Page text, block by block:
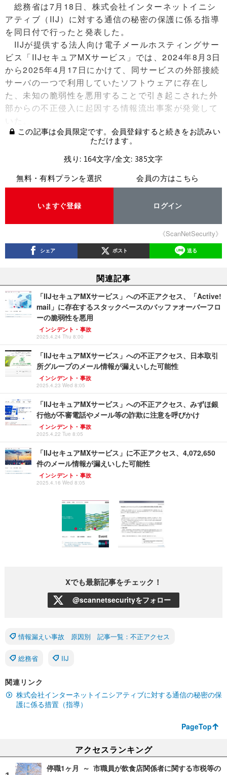
総務省は7月18日、株式会社インターネットイニシ
アティブ（IIJ）に対する通信の秘密の保護に係る指導
を同日付で行ったと発表した。
IIJが提供する法人向け電子メールホスティングサー
ビス「IIJセキュアMXサービス」では、2024年8月3日
から2025年4月17日にかけて、同サービスの外部接続
サーバの一つで利用していたソフトウェアに存在し
た、未知の脆弱性を悪用することで引き起こされた外
部からの不正侵入に起因する情報流出事案が発覚して
いた。
この記事は会員限定です。会員登録すると続きをお読みい
ただけます。
残り: 164文字/全文: 385文字
無料・有料プランを選択
いますぐ登録
会員の方はこちら
ログイン
《ScanNetSecurity》
シェア ポスト 送る
関連記事
「IIJセキュアMXサービス」への不正アクセス、「Active!
mail」に存在するスタックベースのバッファオーバーフロ
ーの脆弱性を悪用
インシデント・事故
2025.4.24 Thu 8:00
「IIJセキュアMXサービス」への不正アクセス、日本取引
所グループのメール情報が漏えいした可能性
インシデント・事故
2025.4.23 Wed 8:05
「IIJセキュアMXサービス」への不正アクセス、みずほ銀
行他が不審電話やメール等の詐欺に注意を呼びかけ
インシデント・事故
2025.4.22 Tue 8:05
「IIJセキュアMXサービス」に不正アクセス、4,072,650
件のメール情報が漏えいした可能性
インシデント・事故
2025.4.16 Wed 8:05
Xでも最新記事をチェック！
@scannetsecurityをフォロー
情報漏えい事故 原因別 記事一覧：不正アクセス
総務省 IIJ
関連リンク
株式会社インターネットイニシアティブに対する通信の秘密の保
護に係る措置（指導）
PageTop
アクセスランキング
停職1ヶ月 ～ 市職員が飲食店関係者に関する市税等の